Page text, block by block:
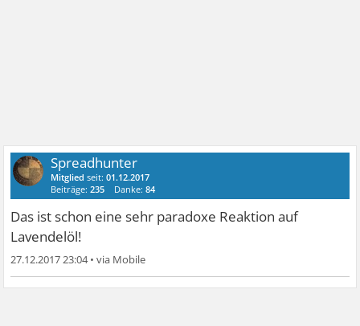
Spreadhunter
Mitglied seit:01.12.2017
Beiträge:235 Danke:84
Das ist schon eine sehr paradoxe Reaktion auf
Lavendelöl!
27.12.2017 23:04•